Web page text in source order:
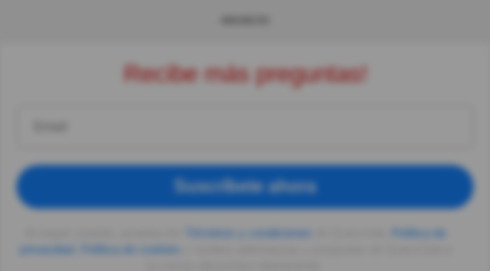
Recibe más preguntas!
Suscríbete ahora